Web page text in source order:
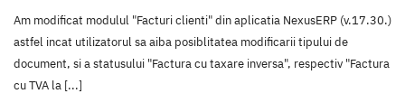
Am modificat modulul "Facturi clienti" din aplicatia NexusERP (v.17.30.)
astfel incat utilizatorul sa aiba posiblitatea modificarii tipului de
document, si a statusului "Factura cu taxare inversa", respectiv "Factura
cu TVA la [...]